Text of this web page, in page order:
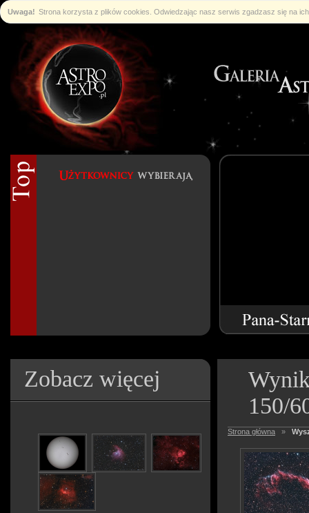
Uwaga! Strona korzysta z plików cookies. Odwiedzając nasz serwis zgadzasz się na
Zobacz więcej
150/
Strona główna »